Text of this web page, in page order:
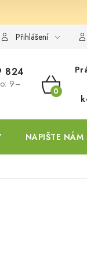
Přihlášení
824
9–
KOŠÍK
NAPIŠTE NÁM